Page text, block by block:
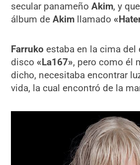
secular panameñoAkim, y
álbum deAkim llamado «
Farruko estaba en la cima del
disco «La167», pero como él
dicho, necesitaba encontrar
vida, la cual encontró de la